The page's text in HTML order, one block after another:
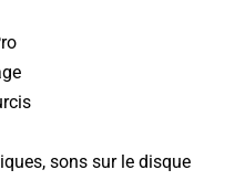
sons sur le disque